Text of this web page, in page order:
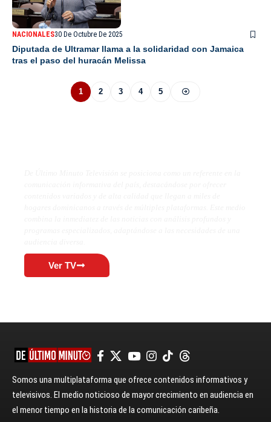
NACIONALES30 De Octubre De 2025
Diputada de Ultramar llama a la solidaridad con Jamaica
tras el paso del huracán Melissa
1 2 3 4 5
Ver TV
Somos una multiplataforma que ofrece contenidos informativos y
televisivos. El medio noticioso de mayor crecimiento en audiencia en
el menor tiempo en la historia de la comunicación caribeña.